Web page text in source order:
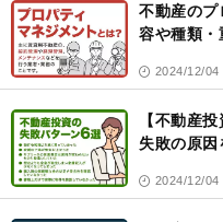
不動産のプ
容や種類・
2024/12/04
【不動産
失敗の原因
2024/12/04